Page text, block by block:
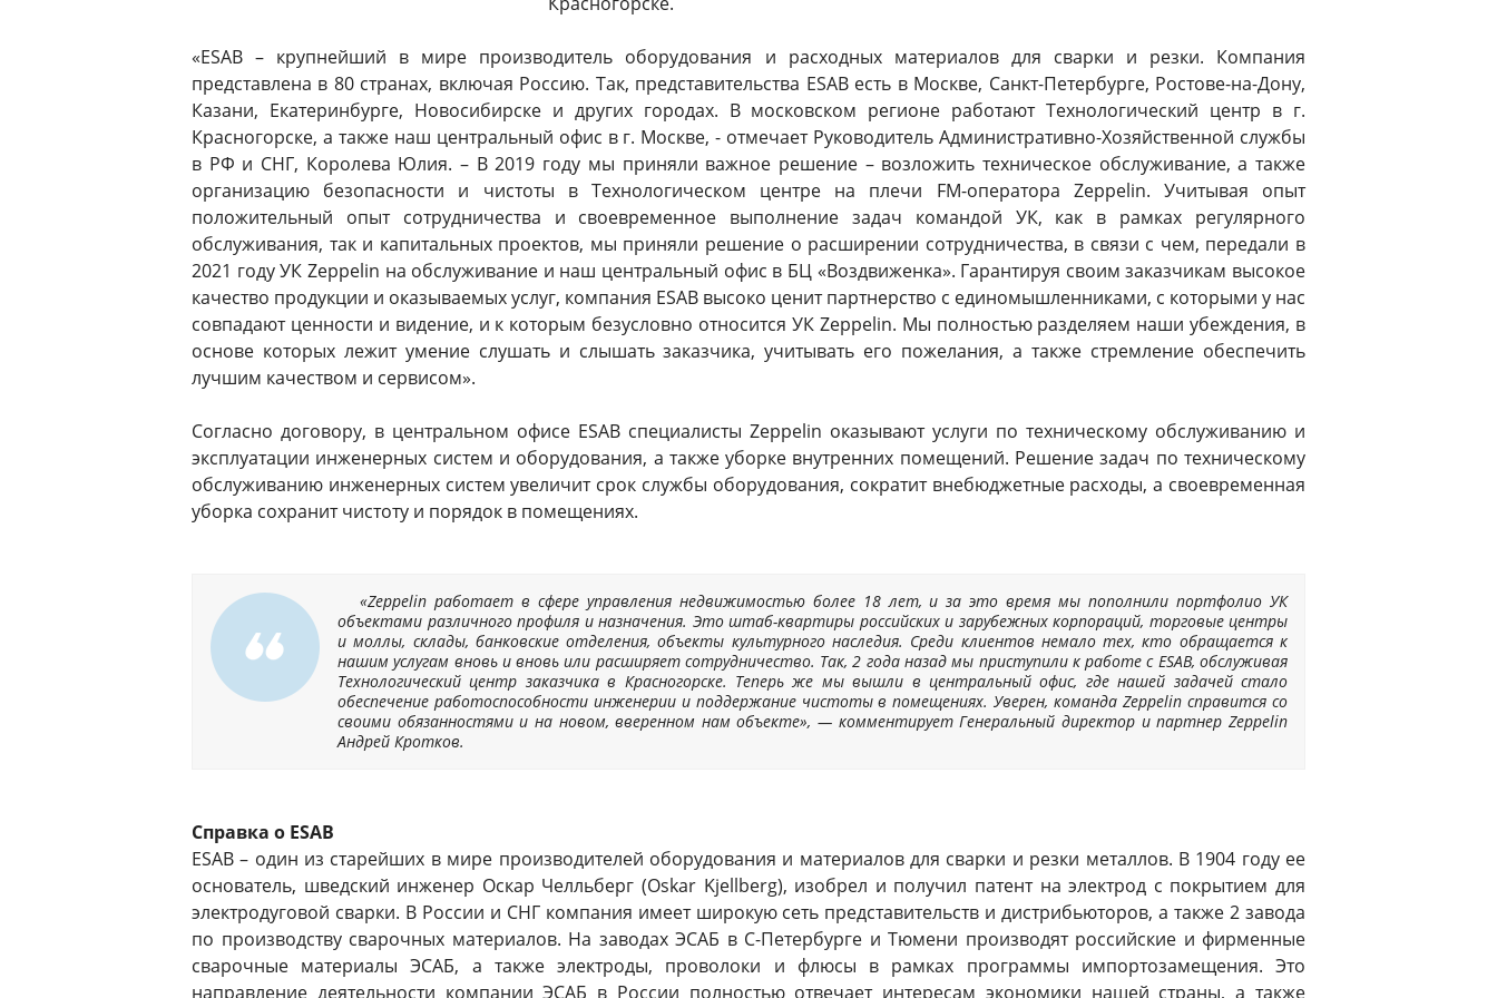
«ESAB – крупнейший в мире производитель оборудования и расходных материалов для сварки и резки. Компания
представлена в 80 странах, включая Россию. Так, представительства ESAB есть в Москве, Санкт-Петербурге, Ростове-на-Дону,
Казани, Екатеринбурге, Новосибирске и других городах. В московском регионе работают Технологический центр в г.
Красногорске, а также наш центральный офис в г. Москве, - отмечает Руководитель Административно-Хозяйственной службы
в РФ и СНГ, Королева Юлия. – В 2019 году мы приняли важное решение – возложить техническое обслуживание, а также
организацию безопасности и чистоты в Технологическом центре на плечи FM-оператора Zeppelin. Учитывая опыт
положительный опыт сотрудничества и своевременное выполнение задач командой УК, как в рамках регулярного
обслуживания, так и капитальных проектов, мы приняли решение о расширении сотрудничества, в связи с чем, передали в
2021 году УК Zeppelin на обслуживание и наш центральный офис в БЦ «Воздвиженка». Гарантируя своим заказчикам высокое
качество продукции и оказываемых услуг, компания ESAB высоко ценит партнерство с единомышленниками, с которыми у нас
совпадают ценности и видение, и к которым безусловно относится УК Zeppelin. Мы полностью разделяем наши убеждения, в
основе которых лежит умение слушать и слышать заказчика, учитывать его пожелания, а также стремление обеспечить
лучшим качеством и сервисом».
Согласно договору, в центральном офисе ESAB специалисты Zeppelin оказывают услуги по техническому обслуживанию и
эксплуатации инженерных систем и оборудования, а также уборке внутренних помещений. Решение задач по техническому
обслуживанию инженерных систем увеличит срок службы оборудования, сократит внебюджетные расходы, а своевременная
уборка сохранит чистоту и порядок в помещениях.
«Zeppelin работает в сфере управления недвижимостью более 18 лет, и за это время мы пополнили портфолио УК
объектами различного профиля и назначения. Это штаб-квартиры российских и зарубежных корпораций, торговые центры
и моллы, склады, банковские отделения, объекты культурного наследия. Среди клиентов немало тех, кто обращается к
нашим услугам вновь и вновь или расширяет сотрудничество. Так, 2 года назад мы приступили к работе с ESAB, обслуживая
Технологический центр заказчика в Красногорске. Теперь же мы вышли в центральный офис, где нашей задачей стало
обеспечение работоспособности инженерии и поддержание чистоты в помещениях. Уверен, команда Zeppelin справится со
своими обязанностями и на новом, вверенном нам объекте», — комментирует Генеральный директор и партнер Zeppelin
Андрей Кротков.
Справка о ESAB
ESAB – один из старейших в мире производителей оборудования и материалов для сварки и резки металлов. В 1904 году ее
основатель, шведский инженер Оскар Челльберг (Oskar Kjellberg), изобрел и получил патент на электрод с покрытием для
электродуговой сварки. В России и СНГ компания имеет широкую сеть представительств и дистрибьюторов, а также 2 завода
по производству сварочных материалов. На заводах ЭСАБ в С-Петербурге и Тюмени производят российские и фирменные
сварочные материалы ЭСАБ, а также электроды, проволоки и флюсы в рамках программы импортозамещения. Это
направление деятельности компании ЭСАБ в России полностью отвечает интересам экономики нашей страны, а также